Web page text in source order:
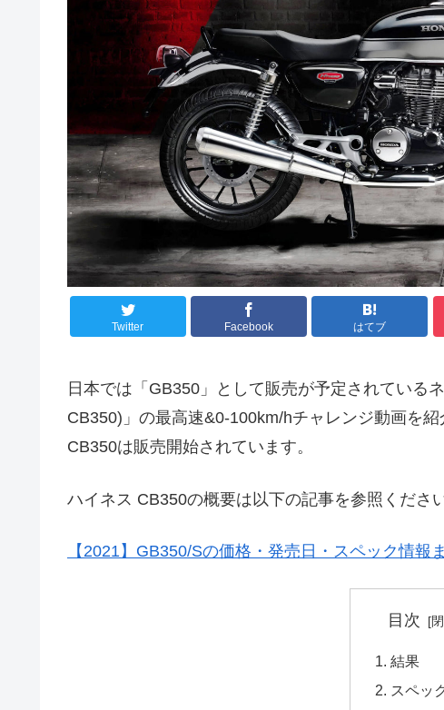
Twitter Facebook はてブ
日本では「GB350」として販売が予定されている
CB350)」の最高速&0-100km/hチャレンジ動画を
CB350は販売開始されています。
ハイネス CB350の概要は以下の記事を参照ください
【2021】GB350/Sの価格・発売日・スペック情報
目次
結果
スペッ